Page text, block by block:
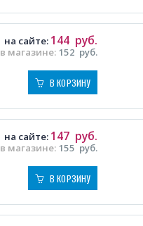
в магазине: 152 руб.
на сайте: 144 руб.
В КОРЗИНУ
в магазине: 155 руб.
на сайте: 147 руб.
В КОРЗИНУ